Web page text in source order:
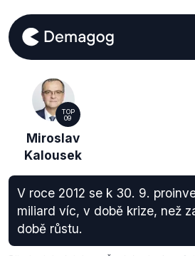
TOP
09
Miroslav
Kalousek
V roce 2012 se k 30. 9.
miliard víc, v době krize, než
době růstu.